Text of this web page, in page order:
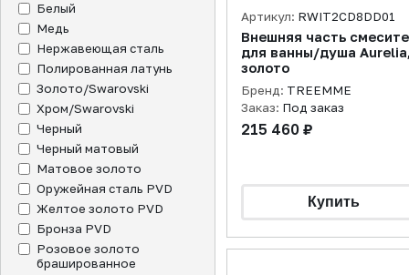
Белый
Медь
Нержавеющая сталь
Полированная латунь
Золото/Swarovski
Хром/Swarovski
Черный
Черный матовый
Матовое золото
Оружейная сталь PVD
Желтое золото PVD
Бронза PVD
Розовое золото
брашированное
Артикул: RWIT2CD8DD01
Внешняя часть
для ванны/душа
золото
Бренд: TREEMME
Заказ: Под заказ
215 460 ₽